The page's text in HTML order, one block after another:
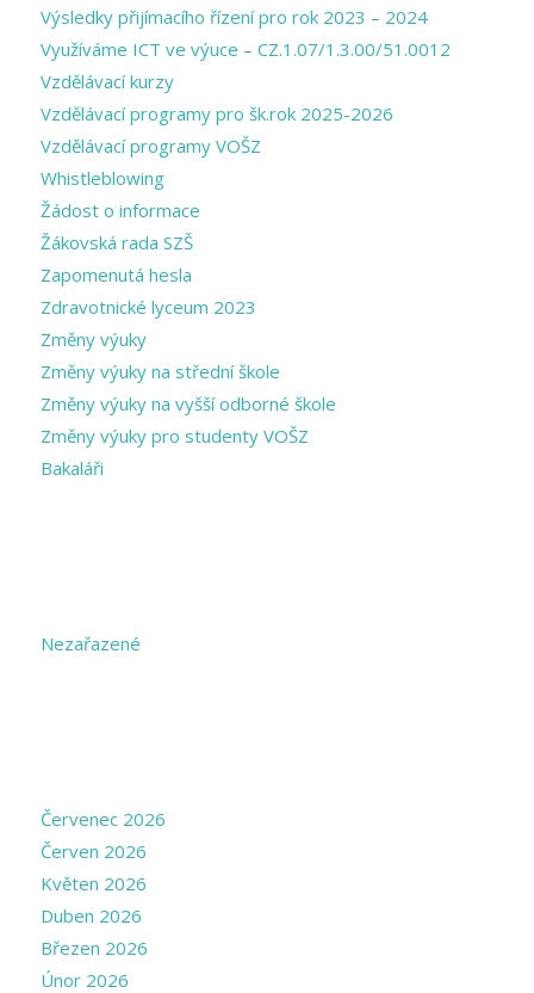
Výsledky přijímacího řízení pro rok 2023 – 2024
Využíváme ICT ve výuce – CZ.1.07/1.3.00/51.0012
Vzdělávací kurzy
Vzdělávací programy pro šk.rok 2025-2026
Vzdělávací programy VOŠZ
Whistleblowing
Žádost o informace
Žákovská rada SZŠ
Zapomenutá hesla
Zdravotnické lyceum 2023
Změny výuky
Změny výuky na střední škole
Změny výuky na vyšší odborné škole
Změny výuky pro studenty VOŠZ
Bakaláři
Nezařazené
Červenec 2026
Červen 2026
Květen 2026
Duben 2026
Březen 2026
Únor 2026